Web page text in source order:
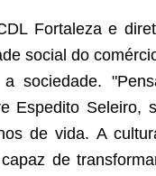
Fortaleza e
social do
sociedade.
Espedito Seleiro,
de vida. A
de